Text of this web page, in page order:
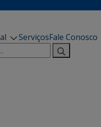
ServiçosFale Conosco